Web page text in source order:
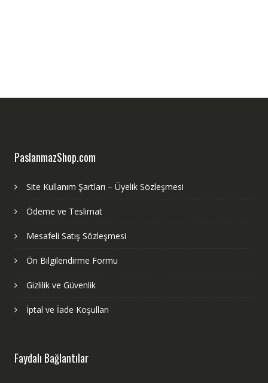
PaslanmazShop.com
Site Kullanım Şartları – Üyelik Sözleşmesi
Ödeme ve Teslimat
Mesafeli Satış Sözleşmesi
Ön Bilgilendirme Formu
Gizlilik ve Güvenlik
İptal ve İade Koşulları
Faydalı Bağlantılar